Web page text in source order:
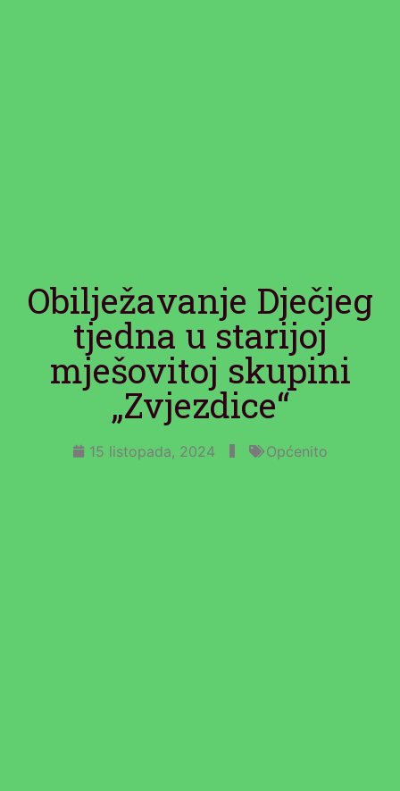
Obilježavanje Dječjeg
tjedna u starijoj
mješovitoj skupini
„Zvjezdice“
15 listopada, 2024 Općenito